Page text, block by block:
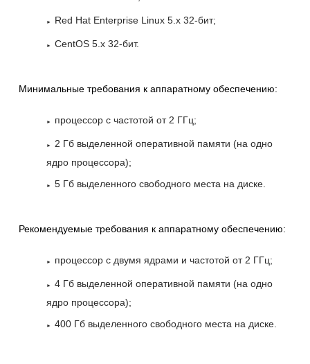
Red Hat Enterprise Linux 5.x 32-бит;
CentOS 5.x 32-бит.
Минимальные требования к аппаратному обеспечению:
процессор с частотой от 2 ГГц;
2 Гб выделенной оперативной памяти (на одно
ядро процессора);
5 Гб выделенного свободного места на диске.
Рекомендуемые требования к аппаратному обеспечению:
процессор с двумя ядрами и частотой от 2 ГГц;
4 Гб выделенной оперативной памяти (на одно
ядро процессора);
400 Гб выделенного свободного места на диске.